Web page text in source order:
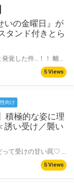
いの金曜日』が
タンド付きとら
5 Views
向け
積極的な姿に理
い受け／襲い
5 Views